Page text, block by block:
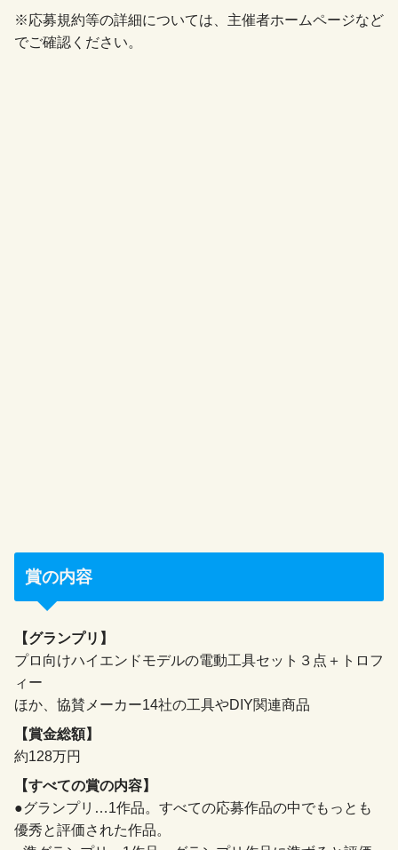
※応募規約等の詳細については、主催者ホームページなど
でご確認ください。
賞の内容
【グランプリ】
プロ向けハイエンドモデルの電動工具セット３点＋トロフ
ィー
ほか、協賛メーカー14社の工具やDIY関連商品
【賞金総額】
約128万円
【すべての賞の内容】
●グランプリ…1作品。すべての応募作品の中でもっとも
優秀と評価された作品。